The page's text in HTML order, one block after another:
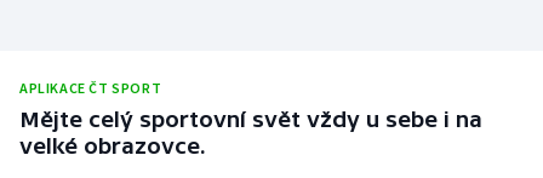
Veslování
Vodní slalom
APLIKACE ČT SPORT
Mějte celý sportovní svět vždy u sebe i na
velké obrazovce.